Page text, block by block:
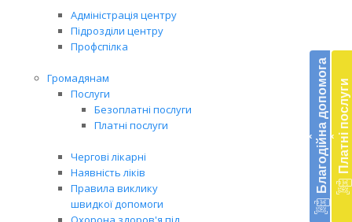
Адміністрація центру
Підрозділи центру
Профспілка
Громадянам
Послуги
Безоплатні послуги
Платні послуги
Чергові лікарні
Наявність ліків
Правила виклику
швидкої допомоги
‹ Благодійна допомога ‹ Платні послуги